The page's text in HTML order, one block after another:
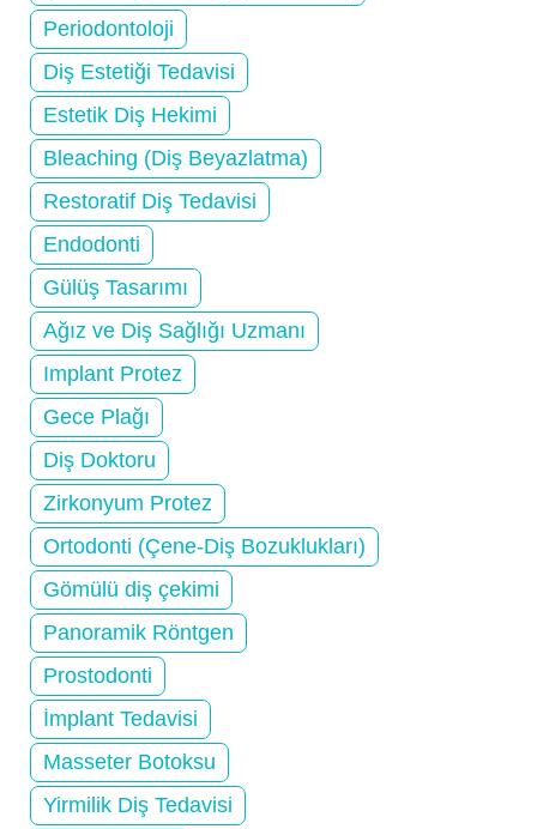
Periodontoloji
Diş Estetiği Tedavisi
Estetik Diş Hekimi
Bleaching (Diş Beyazlatma)
Restoratif Diş Tedavisi
Endodonti
Gülüş Tasarımı
Ağız ve Diş Sağlığı Uzmanı
Implant Protez
Gece Plağı
Diş Doktoru
Zirkonyum Protez
Ortodonti (Çene-Diş Bozuklukları)
Gömülü diş çekimi
Panoramik Röntgen
Prostodonti
İmplant Tedavisi
Masseter Botoksu
Yirmilik Diş Tedavisi